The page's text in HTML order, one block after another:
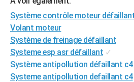
GUIDES D'ACHAT
BONS PLANS
CARTE DE VOEUX
Carte de Noël
Carte Bonne année
Carte Saint-Valentin
Carte Pâques
Carte d'anniversaire
DICTIONNAIRE
Système contrôle moteur
Volant moteur
Système de freinage défaillant
Systeme esp asr défaillant ✓
Système antipollution défaillant
Systeme antipollution defaillant c4